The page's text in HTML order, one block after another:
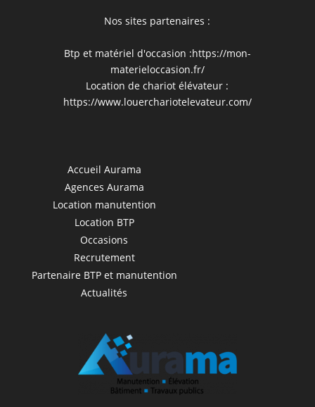
Nos sites partenaires :
Btp et matériel d'occasion :https://mon-
materieloccasion.fr/
Location de chariot élévateur :
https://www.louerchariotelevateur.com/
Accueil Aurama
Agences Aurama
Location manutention
Location BTP
Occasions
Recrutement
Partenaire BTP et manutention
Actualités